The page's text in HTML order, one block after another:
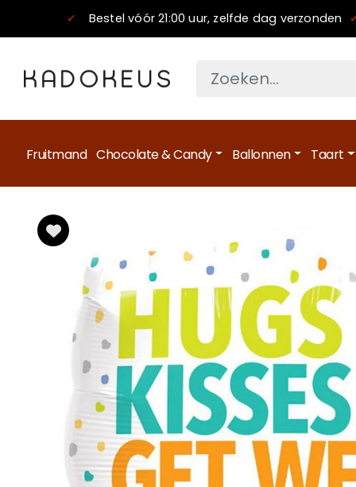
✔ Bestel vóór 21:00 uur, zelfde dag verzonden
Fruitmand Chocolate & Candy Ballonnen Taart